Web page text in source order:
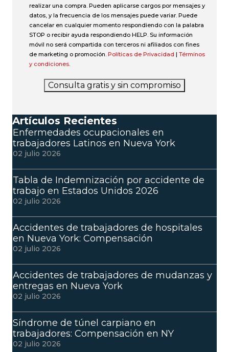
realizar una compra. Pueden aplicarse cargos por mensajes y
datos, y la frecuencia de los mensajes puede variar. Puede
cancelar en cualquier momento respondiendo con la palabra
STOP o recibir ayuda respondiendo HELP. Su información
móvil no será compartida con terceros ni afiliados con fines
de marketing o promoción. Políticas de Privacidad | Términos
y condiciones
Consulta gratis y sin compromiso
Artículos Recientes
Enfermedades ocupacionales en
trabajadores Latinos en Nueva York
02 julio 2026
Tabla de Indemnización por accidente de
trabajo en Estados Unidos 2026
02 julio 2026
Accidentes de trabajadores de hospitales
en Nueva York: Compensación
02 julio 2026
Accidentes de trabajadores de mudanzas y
entregas en Nueva York
02 julio 2026
Síndrome de túnel carpiano en
trabajadores: Compensación en NY
02 julio 2026